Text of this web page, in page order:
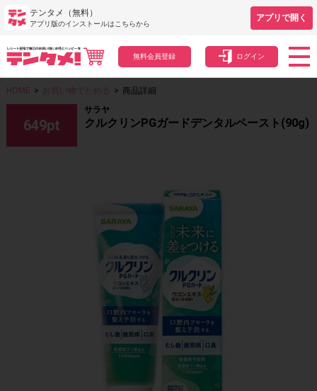
テンタメ（無料）
アプリ版のインストールはこちらから
アプリで開く
無料会員登録 ログイン
HOME > お買い物でためる > 商品詳細
649pt
サラヤ
クルクリンPGガードデンタルペースト(90g)